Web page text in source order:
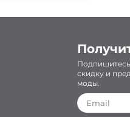
скидку и
моды.